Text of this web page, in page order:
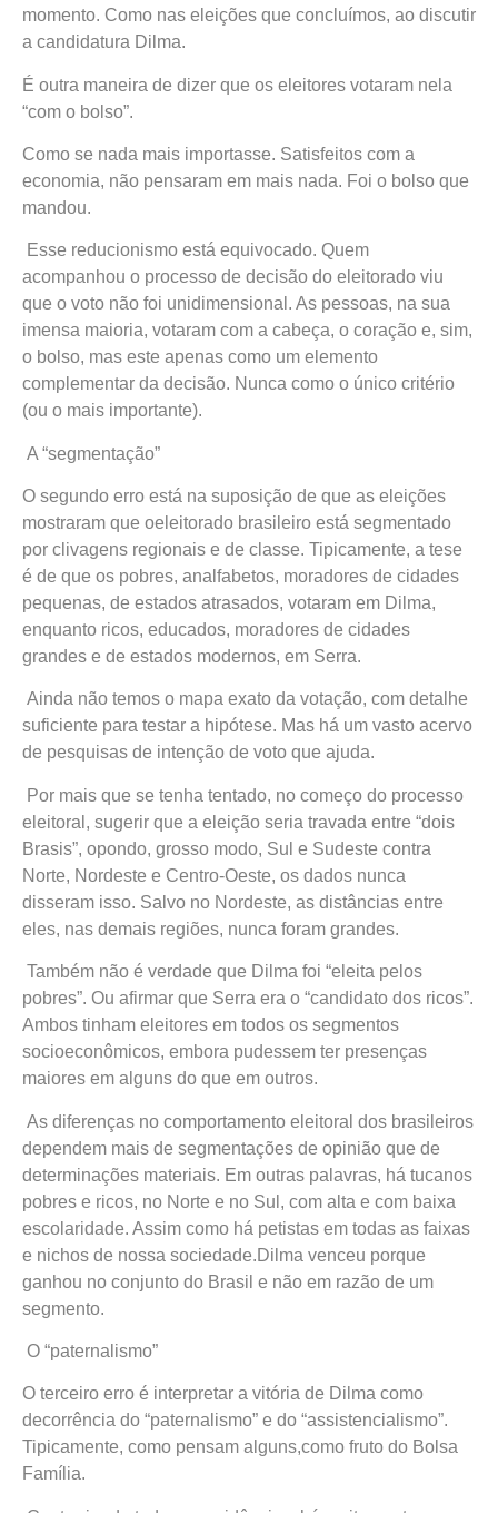
momento. Como nas eleições que concluímos, ao discutir
a candidatura Dilma.
É outra maneira de dizer que os eleitores votaram nela
“com o bolso”.
Como se nada mais importasse. Satisfeitos com a
economia, não pensaram em mais nada. Foi o bolso que
mandou.
Esse reducionismo está equivocado. Quem
acompanhou o processo de decisão do eleitorado viu
que o voto não foi unidimensional. As pessoas, na sua
imensa maioria, votaram com a cabeça, o coração e, sim,
o bolso, mas este apenas como um elemento
complementar da decisão. Nunca como o único critério
(ou o mais importante).
A “segmentação”
O segundo erro está na suposição de que as eleições
mostraram que oeleitorado brasileiro está segmentado
por clivagens regionais e de classe. Tipicamente, a tese
é de que os pobres, analfabetos, moradores de cidades
pequenas, de estados atrasados, votaram em Dilma,
enquanto ricos, educados, moradores de cidades
grandes e de estados modernos, em Serra.
Ainda não temos o mapa exato da votação, com detalhe
suficiente para testar a hipótese. Mas há um vasto acervo
de pesquisas de intenção de voto que ajuda.
Por mais que se tenha tentado, no começo do processo
eleitoral, sugerir que a eleição seria travada entre “dois
Brasis”, opondo, grosso modo, Sul e Sudeste contra
Norte, Nordeste e Centro-Oeste, os dados nunca
disseram isso. Salvo no Nordeste, as distâncias entre
eles, nas demais regiões, nunca foram grandes.
Também não é verdade que Dilma foi “eleita pelos
pobres”. Ou afirmar que Serra era o “candidato dos ricos”.
Ambos tinham eleitores em todos os segmentos
socioeconômicos, embora pudessem ter presenças
maiores em alguns do que em outros.
As diferenças no comportamento eleitoral dos brasileiros
dependem mais de segmentações de opinião que de
determinações materiais. Em outras palavras, há tucanos
pobres e ricos, no Norte e no Sul, com alta e com baixa
escolaridade. Assim como há petistas em todas as faixas
e nichos de nossa sociedade.Dilma venceu porque
ganhou no conjunto do Brasil e não em razão de um
segmento.
O “paternalismo”
O terceiro erro é interpretar a vitória de Dilma como
decorrência do “paternalismo” e do “assistencialismo”.
Tipicamente, como pensam alguns,como fruto do Bolsa
Família.